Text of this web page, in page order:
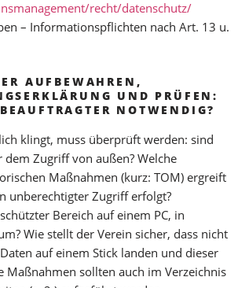
recht/datenschutz/
– Informationspflichten nach Art. 13 u.
AUFBEWAHREN,
UND PRÜFEN:
NOTWENDIG?
klingt, muss überprüft werden: sind
dem Zugriff von außen? Welche
Maßnahmen (kurz: TOM) ergreift
unberechtigter Zugriff erfolgt?
Bereich auf einem PC, in
Wie stellt der Verein sicher, dass nicht
auf einem Stick landen und dieser
Maßnahmen sollten auch im Verzeichnis